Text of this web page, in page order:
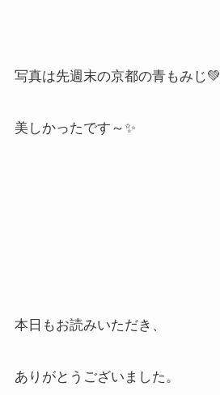
写真は先週末の京都の青もみじ💚
美しかったです～✨
本日もお読みいただき、
ありがとうございました。